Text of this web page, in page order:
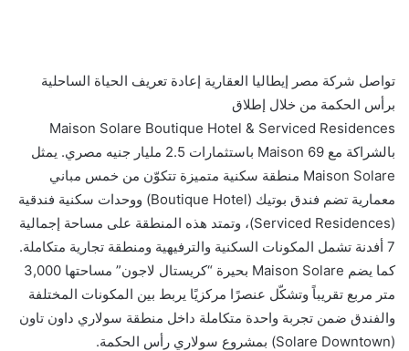
تواصل شركة مصر إيطاليا العقارية إعادة تعريف الحياة الساحلية
برأس الحكمة من خلال إطلاق
Maison Solare Boutique Hotel & Serviced Residences
بالشراكة مع Maison 69 باستثمارات 2.5 مليار جنيه مصري. يمثل
Maison Solare منطقة سكنية متميزة تتكوّن من خمس مباني
معمارية تضم فندق بوتيك (Boutique Hotel) ووحدات سكنية فندقية
(Serviced Residences)، وتمتد هذه المنطقة على مساحة إجمالية
7 أفدنة تشمل المكونات السكنية والترفيهية ومنطقة تجارية متكاملة.
كما يضم Maison Solare بحيرة “كريستال لاجون” مساحتها 3,000
متر مربع تقريباً وتشكّل عنصرًا مركزيًا يربط بين المكونات المختلفة
والفندق ضمن تجربة واحدة متكاملة داخل منطقة سولاري داون تاون
(Solare Downtown) بمشروع سولاري رأس الحكمة.